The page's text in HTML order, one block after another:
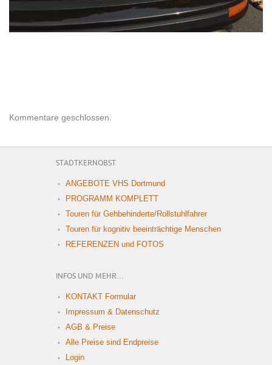
Kommentare geschlossen.
STADTKERNOBST
ANGEBOTE VHS Dortmund
PROGRAMM KOMPLETT
Touren für Gehbehinderte/Rollstuhlfahrer
Touren für kognitiv beeinträchtige Menschen
REFERENZEN und FOTOS
INFOS UND MEHR…
KONTAKT Formular
Impressum & Datenschutz
AGB & Preise
Alle Preise sind Endpreise
Login